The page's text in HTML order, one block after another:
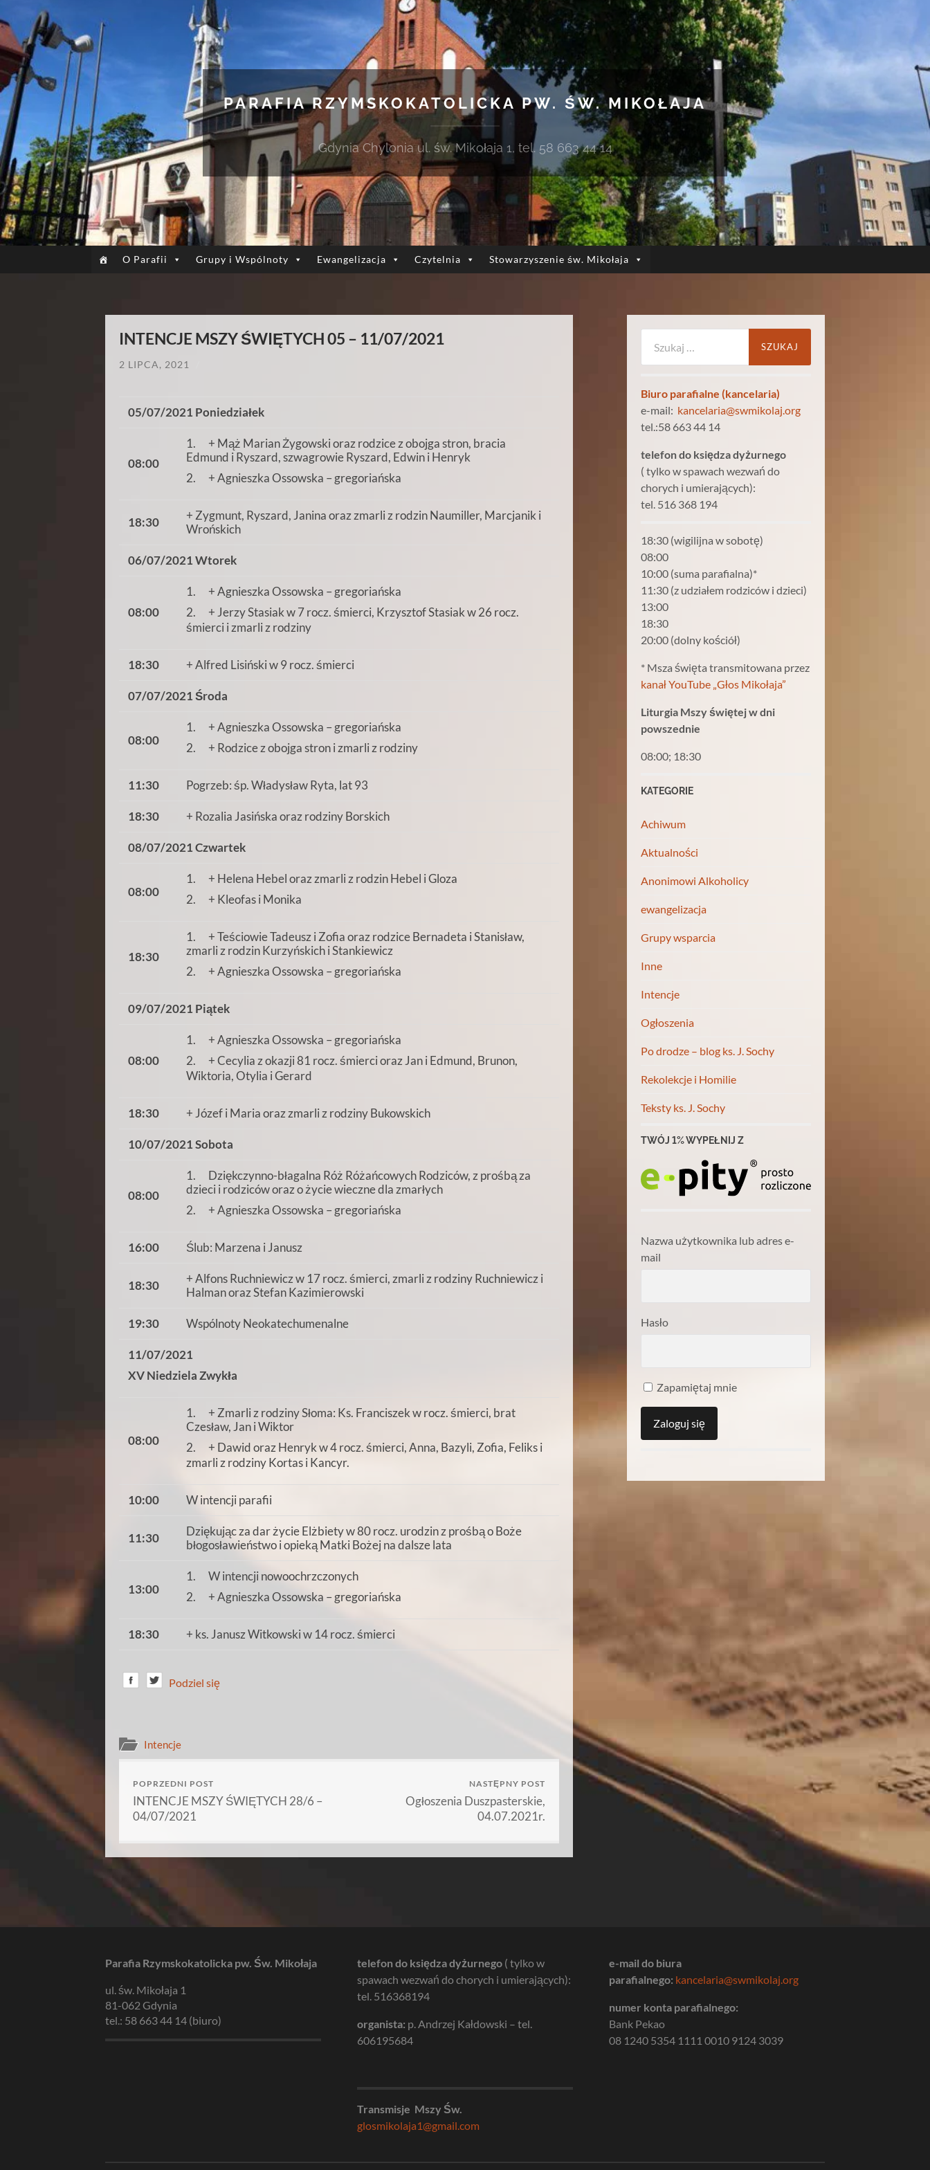
PARAFIA RZYMSKOKATOLICKA PW. ŚW. MIKOŁAJA
Gdynia Chylonia ul. św. Mikołaja 1, tel. 58 663 44 14
O Parafii Grupy i Wspólnoty Ewangelizacja Czytelnia Stowarzyszenie św. Mikołaja
INTENCJE MSZY ŚWIĘTYCH 05 – 11/07/2021
2 LIPCA, 2021
05/07/2021 Poniedziałek
08:00
1. + Mąż Marian Żygowski oraz rodzice z obojga stron, bracia
Edmund i Ryszard, szwagrowie Ryszard, Edwin i Henryk
2. + Agnieszka Ossowska – gregoriańska
18:30
+ Zygmunt, Ryszard, Janina oraz zmarli z rodzin Naumiller, Marcjanik i
Wrońskich
06/07/2021 Wtorek
08:00
1. + Agnieszka Ossowska – gregoriańska
2. + Jerzy Stasiak w 7 rocz. śmierci, Krzysztof Stasiak w 26 rocz.
śmierci i zmarli z rodziny
18:30 + Alfred Lisiński w 9 rocz. śmierci
07/07/2021 Środa
08:00
1. + Agnieszka Ossowska – gregoriańska
2. + Rodzice z obojga stron i zmarli z rodziny
11:30 Pogrzeb: śp. Władysław Ryta, lat 93
18:30 + Rozalia Jasińska oraz rodziny Borskich
08/07/2021 Czwartek
08:00
1. + Helena Hebel oraz zmarli z rodzin Hebel i Gloza
2. + Kleofas i Monika
18:30
1. + Teściowie Tadeusz i Zofia oraz rodzice Bernadeta i Stanisław,
zmarli z rodzin Kurzyńskich i Stankiewicz
2. + Agnieszka Ossowska – gregoriańska
09/07/2021 Piątek
08:00
1. + Agnieszka Ossowska – gregoriańska
2. + Cecylia z okazji 81 rocz. śmierci oraz Jan i Edmund, Brunon,
Wiktoria, Otylia i Gerard
18:30 + Józef i Maria oraz zmarli z rodziny Bukowskich
10/07/2021 Sobota
08:00
1. Dziękczynno-błagalna Róż Różańcowych Rodziców, z prośbą za
dzieci i rodziców oraz o życie wieczne dla zmarłych
2. + Agnieszka Ossowska – gregoriańska
16:00 Ślub: Marzena i Janusz
18:30
+ Alfons Ruchniewicz w 17 rocz. śmierci, zmarli z rodziny Ruchniewicz i
Halman oraz Stefan Kazimierowski
19:30 Wspólnoty Neokatechumenalne
11/07/2021
XV Niedziela Zwykła
08:00
1. + Zmarli z rodziny Słoma: Ks. Franciszek w rocz. śmierci, brat
Czesław, Jan i Wiktor
2. + Dawid oraz Henryk w 4 rocz. śmierci, Anna, Bazyli, Zofia, Feliks i
zmarli z rodziny Kortas i Kancyr.
10:00 W intencji parafii
11:30
Dziękując za dar życie Elżbiety w 80 rocz. urodzin z prośbą o Boże
błogosławieństwo i opieką Matki Bożej na dalsze lata
13:00
1. W intencji nowoochrzczonych
2. + Agnieszka Ossowska – gregoriańska
18:30 + ks. Janusz Witkowski w 14 rocz. śmierci
Podziel się
Intencje
POPRZEDNI POST
INTENCJE MSZY ŚWIĘTYCH 28/6 –
04/07/2021
NASTĘPNY POST
Ogłoszenia Duszpasterskie,
04.07.2021r.
Biuro parafialne (kancelaria)
e-mail: kancelaria@swmikolaj.org
tel.:58 663 44 14
telefon do księdza dyżurnego
( tylko w spawach wezwań do
chorych i umierających):
tel. 516 368 194
18:30 (wigilijna w sobotę)
08:00
10:00 (suma parafialna)*
11:30 (z udziałem rodziców i dzieci)
13:00
18:30
20:00 (dolny kościół)
* Msza święta transmitowana przez
kanał YouTube „Głos Mikołaja”
Liturgia Mszy świętej w dni
powszednie
08:00; 18:30
KATEGORIE
Achiwum
Aktualności
Anonimowi Alkoholicy
ewangelizacja
Grupy wsparcia
Inne
Intencje
Ogłoszenia
Po drodze – blog ks. J. Sochy
Rekolekcje i Homilie
Teksty ks. J. Sochy
TWÓJ 1% WYPEŁNIJ Z
Nazwa użytkownika lub adres e-
mail
Hasło
Zapamiętaj mnie
Parafia Rzymskokatolicka pw. Św. Mikołaja
ul. św. Mikołaja 1
81-062 Gdynia
tel.: 58 663 44 14 (biuro)
telefon do księdza dyżurnego ( tylko w
spawach wezwań do chorych i umierających):
tel. 516368194
organista: p. Andrzej Kałdowski – tel.
606195684
Transmisje Mszy Św.
glosmikolaja1@gmail.com
e-mail do biura
parafialnego: kancelaria@swmikolaj.org
numer konta parafialnego:
Bank Pekao
08 1240 5354 1111 0010 9124 3039